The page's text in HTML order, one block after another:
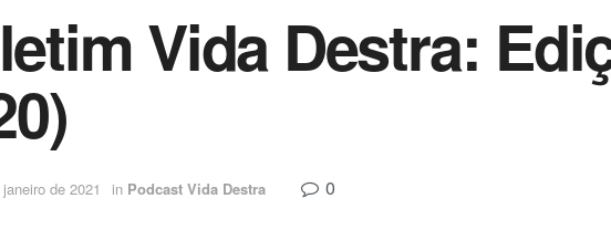
Vida Destra:
de 2021 in Podcast Vida Destra 0